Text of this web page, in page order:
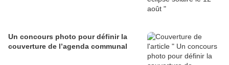
Un concours photo pour définir la
couverture de l’agenda communal